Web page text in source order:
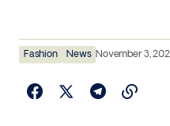
Fashion News November 3,